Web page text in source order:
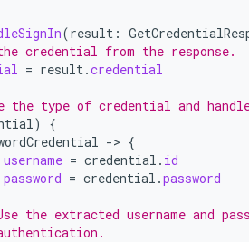
(result :
credential from the response.
= result.credential
the type of credential and
)
{
-> {
username = credential . id
password = credential .password
the extracted username and